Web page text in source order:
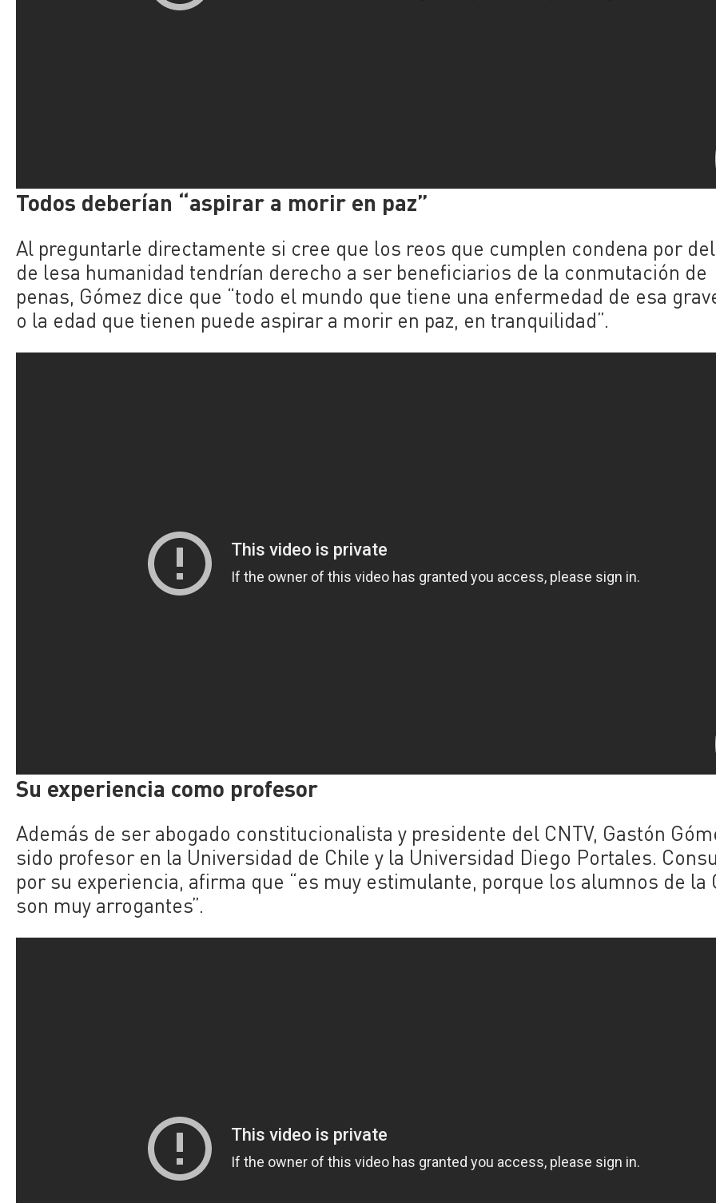
Todos deberían “aspirar a morir en paz”
Al preguntarle directamente si cree que los reos que cumplen condena por
de lesa humanidad tendrían derecho a ser beneficiarios de la conmutación de
penas, Gómez dice que “todo el mundo que tiene una enfermedad de esa
o la edad que tienen puede aspirar a morir en paz, en tranquilidad”.
Su experiencia como profesor
Además de ser abogado constitucionalista y presidente del CNTV, Gastón
sido profesor en la Universidad de Chile y la Universidad Diego Portales.
por su experiencia, afirma que “es muy estimulante, porque los alumnos de la
son muy arrogantes”.